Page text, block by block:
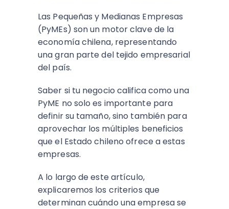
Las Pequeñas y Medianas Empresas
(PyMEs) son un motor clave de la
economía chilena, representando
una gran parte del tejido empresarial
del país.
Saber si tu negocio califica como una
PyME no solo es importante para
definir su tamaño, sino también para
aprovechar los múltiples beneficios
que el Estado chileno ofrece a estas
empresas.
A lo largo de este artículo,
explicaremos los criterios que
determinan cuándo una empresa se